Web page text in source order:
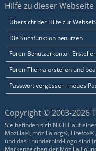
Hilfe zu dieser Webseite
Übersicht der Hilfe zur
Die Suchfunktion benutzen
Foren-Benutzerkonto -
Foren-Thema erstellen und
Passwort vergessen - neues
Copyright © 2003-2026
Sie befinden sich NICHT auf
Mozilla®, mozilla.org®,
und das Thunderbird-Logo sind
Markenzeichen der Mozilla